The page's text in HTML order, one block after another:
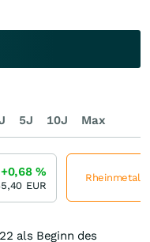
als Beginn des
5J 10J Max
+0,68%
EUR
Rheinmetall